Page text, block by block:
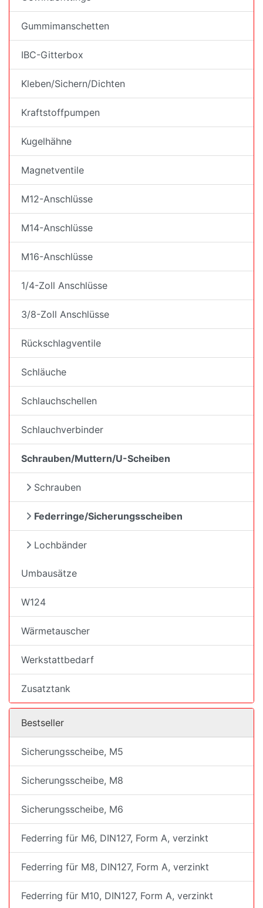
Gummimanschetten
IBC-Gitterbox
Kleben/Sichern/Dichten
Kraftstoffpumpen
Kugelhähne
Magnetventile
M12-Anschlüsse
M14-Anschlüsse
M16-Anschlüsse
1/4-Zoll Anschlüsse
3/8-Zoll Anschlüsse
Rückschlagventile
Schläuche
Schlauchschellen
Schlauchverbinder
Schrauben/Muttern/U-Scheiben
Schrauben
Federringe/Sicherungsscheiben
Lochbänder
Umbausätze
W124
Wärmetauscher
Werkstattbedarf
Zusatztank
Bestseller
Sicherungsscheibe, M5
Sicherungsscheibe, M8
Sicherungsscheibe, M6
Federring für M6, DIN127, Form A, verzinkt
Federring für M8, DIN127, Form A, verzinkt
Federring für M10, DIN127, Form A, verzinkt